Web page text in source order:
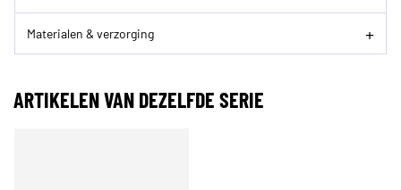
Materialen & verzorging
ARTIKELEN VAN DEZELFDE SERIE